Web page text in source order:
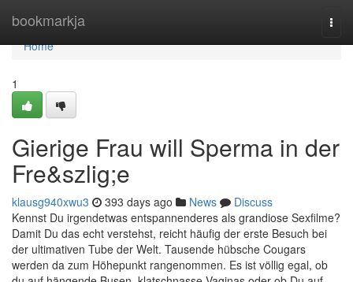
bookmarkja
Home
Home
1
Gierige Frau will Sperma in der
Fre&szlig;e
klausg940xwu3 393 days ago News
Discuss
Kennst Du irgendetwas entspannenderes als grandiose Sexfilme?
Damit Du das echt verstehst, reicht häufig der erste Besuch bei
der ultimativen Tube der Welt. Tausende hübsche Cougars
werden da zum Höhepunkt rangenommen. Es ist völlig egal, ob